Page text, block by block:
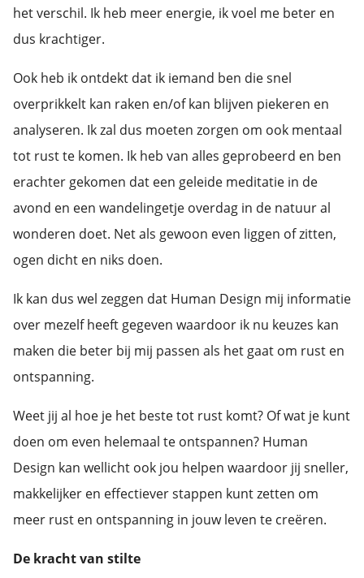
het verschil. Ik heb meer energie, ik voel me beter en
dus krachtiger.
Ook heb ik ontdekt dat ik iemand ben die snel
overprikkelt kan raken en/of kan blijven piekeren en
analyseren. Ik zal dus moeten zorgen om ook mentaal
tot rust te komen. Ik heb van alles geprobeerd en ben
erachter gekomen dat een geleide meditatie in de
avond en een wandelingetje overdag in de natuur al
wonderen doet. Net als gewoon even liggen of zitten,
ogen dicht en niks doen.
Ik kan dus wel zeggen dat Human Design mij informatie
over mezelf heeft gegeven waardoor ik nu keuzes kan
maken die beter bij mij passen als het gaat om rust en
ontspanning.
Weet jij al hoe je het beste tot rust komt? Of wat je kunt
doen om even helemaal te ontspannen? Human
Design kan wellicht ook jou helpen waardoor jij sneller,
makkelijker en effectiever stappen kunt zetten om
meer rust en ontspanning in jouw leven te creëren.
De kracht van stilte